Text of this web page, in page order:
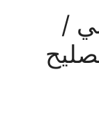
/
تصليح